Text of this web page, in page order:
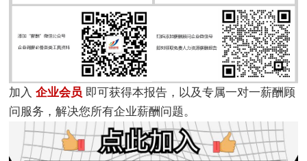
加入企业会员 即可获得本报告，以及专属一对一薪酬顾
问服务，解决您所有企业薪酬问题。